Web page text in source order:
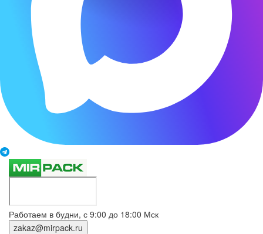
Работаем в будни, с 9:00 до 18:00 Мск
zakaz@mirpack.ru